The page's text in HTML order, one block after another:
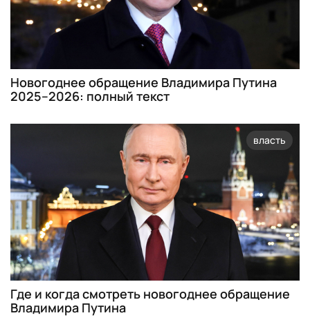
Новогоднее обращение Владимира Путина
2025–2026: полный текст
власть
Где и когда смотреть новогоднее обращение
Владимира Путина